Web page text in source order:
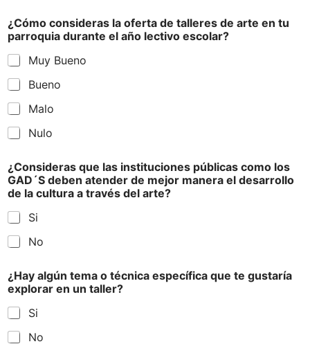
¿Cómo consideras la oferta de talleres de arte en tu
parroquia durante el año lectivo escolar?
Muy Bueno
Bueno
Malo
Nulo
¿Consideras que las instituciones públicas como los
GAD´S deben atender de mejor manera el desarrollo
de la cultura a través del arte?
Si
No
¿Hay algún tema o técnica específica que te gustaría
explorar en un taller?
Si
No